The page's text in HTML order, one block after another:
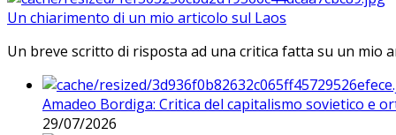
Un chiarimento di un mio articolo sul Laos
Un breve scritto di risposta ad una critica fatta su un mio
Amadeo Bordiga: Critica del capitalismo sovietico e
29/07/2026